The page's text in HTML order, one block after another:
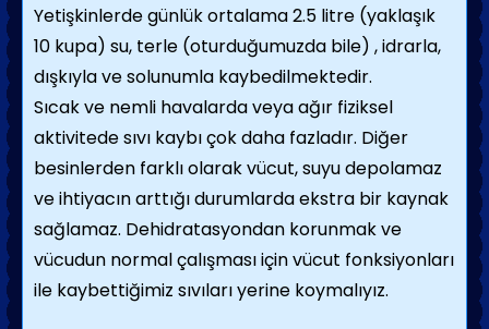
Yetişkinlerde günlük ortalama 2.5 litre (yaklaşık
10 kupa) su, terle (oturduğumuzda bile) , idrarla,
dışkıyla ve solunumla kaybedilmektedir.
Sıcak ve nemli havalarda veya ağır fiziksel
aktivitede sıvı kaybı çok daha fazladır. Diğer
besinlerden farklı olarak vücut, suyu depolamaz
ve ihtiyacın arttığı durumlarda ekstra bir kaynak
sağlamaz. Dehidratasyondan korunmak ve
vücudun normal çalışması için vücut fonksiyonları
ile kaybettiğimiz sıvıları yerine koymalıyız.